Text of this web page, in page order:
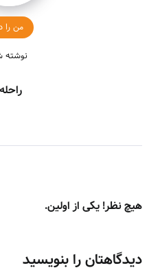
من را
هیچ نظر! یکی از اولین.
دیدگاهتان را بنویسید